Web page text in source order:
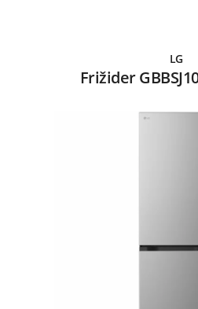
LG
Frižider